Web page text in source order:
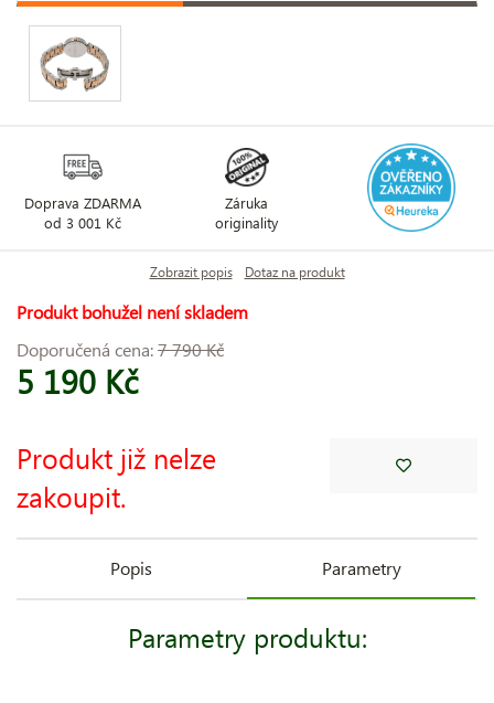
Doprava ZDARMA
od 3 001 Kč
Záruka
originality
Zobrazit popis Dotaz na produkt
Produkt bohužel není skladem
Doporučená cena:7 790 Kč
5 190 Kč
Produkt již nelze
zakoupit.
Popis Parametry
Parametry produktu: